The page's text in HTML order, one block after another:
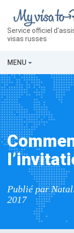
MENU
Service officiel
visas russes
Publié par
2017